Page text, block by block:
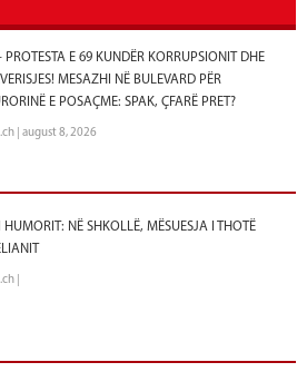
PROTESTA E 69 KUNDËR KORRUPSIONIT DHE
MESAZHI NË BULEVARD PËR
E POSAÇME: SPAK, ÇFARË PRET?
| august 8, 2026
HUMORIT: NË SHKOLLË, MËSUESJA I THOTË
|